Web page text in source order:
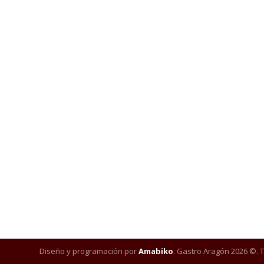
Diseño y programación porAmabiko. Gastro Aragón 2026 ©.